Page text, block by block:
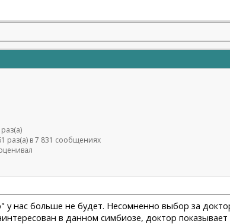
раз(а) в 7 831 сообщениях
у нас больше не будет. Несомненно выбор за
в данном симбиозе, доктор